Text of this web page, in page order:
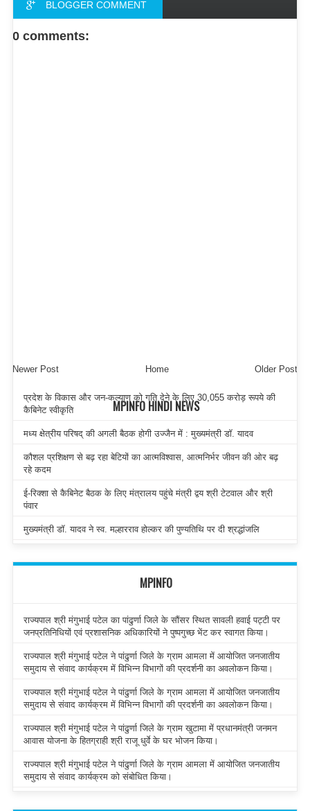
BLOGGER COMMENT
FACEBOOK COMMENT
0 comments:
Newer Post Older Post
Home
MPINFO HINDI NEWS
प्रदेश के विकास और जन-कल्याण को गति देने के लिए 30,055 करोड़ रूपये की
कैबिनेट स्वीकृति
मध्य क्षेत्रीय परिषद् की अगली बैठक होगी उज्जैन में : मुख्यमंत्री डॉ. यादव
कौशल प्रशिक्षण से बढ़ रहा बेटियों का आत्मविश्वास, आत्मनिर्भर जीवन की ओर बढ़
रहे कदम
ई-रिक्शा से कैबिनेट बैठक के लिए मंत्रालय पहुंचे मंत्री द्वय श्री टेटवाल और श्री
पंवार
मुख्यमंत्री डॉ. यादव ने स्व. मल्हारराव होल्कर की पुण्यतिथि पर दी श्रद्धांजलि
MPINFO
राज्यपाल श्री मंगुभाई पटेल का पांढुर्णा जिले के सौंसर स्थित सावली हवाई पट्टी पर
जनप्रतिनिधियों एवं प्रशासनिक अधिकारियों ने पुष्पगुच्छ भेंट कर स्वागत किया।
राज्यपाल श्री मंगुभाई पटेल ने पांढुर्णा जिले के ग्राम आमला में आयोजित जनजातीय
समुदाय से संवाद कार्यक्रम में विभिन्न विभागों की प्रदर्शनी का अवलोकन किया।
राज्यपाल श्री मंगुभाई पटेल ने पांढुर्णा जिले के ग्राम आमला में आयोजित जनजातीय
समुदाय से संवाद कार्यक्रम में विभिन्न विभागों की प्रदर्शनी का अवलोकन किया।
राज्यपाल श्री मंगुभाई पटेल ने पांढुर्णा जिले के ग्राम खुटामा में प्रधानमंत्री जनमन
आवास योजना के हितग्राही श्री राजू धुर्वे के घर भोजन किया।
राज्यपाल श्री मंगुभाई पटेल ने पांढुर्णा जिले के ग्राम आमला में आयोजित जनजातीय
समुदाय से संवाद कार्यक्रम को संबोधित किया।